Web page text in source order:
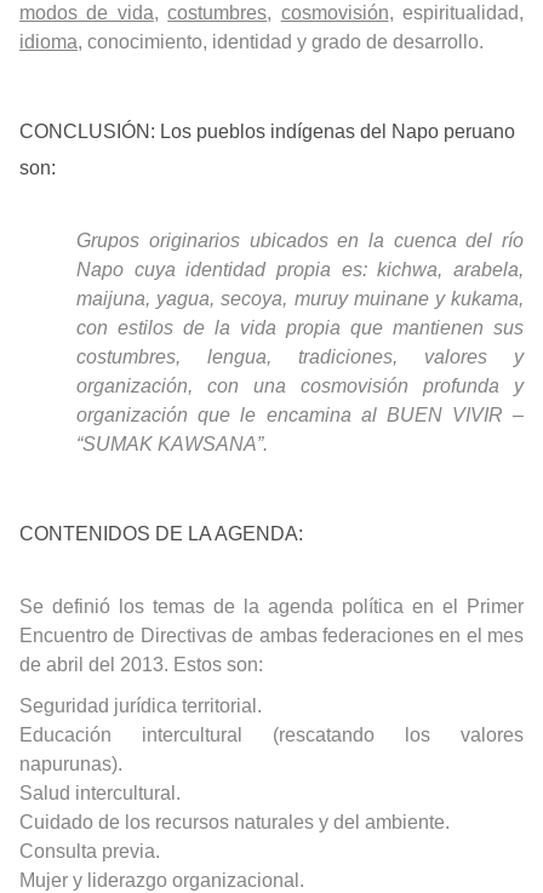
modos de vida,costumbres, cosmovisión, espiritualidad,
idioma, conocimiento, identidad y grado de desarrollo.
CONCLUSIÓN : Los pueblos indígenas del Napo peruano
son:
Grupos originarios ubicados en la cuenca del río
Napo cuya identidad propia es: kichwa, arabela,
maijuna, yagua, secoya, muruy muinane y kukama,
con estilos de la vida propia que mantienen sus
costumbres, lengua, tradiciones, valores y
organización, con una cosmovisión profunda y
organización que le encamina al BUEN VIVIR –
“SUMAK KAWSANA”.
CONTENIDOS DE LA AGENDA:
Se definió los temas de la agenda política en el Primer
Encuentro de Directivas de ambas federaciones en el mes
de abril del 2013. Estos son:
Seguridad jurídica territorial.
Educación intercultural (rescatando los valores
napurunas).
Salud intercultural.
Cuidado de los recursos naturales y del ambiente.
Consulta previa.
Mujer y liderazgo organizacional.